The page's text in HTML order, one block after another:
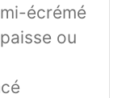
écrémé
ou